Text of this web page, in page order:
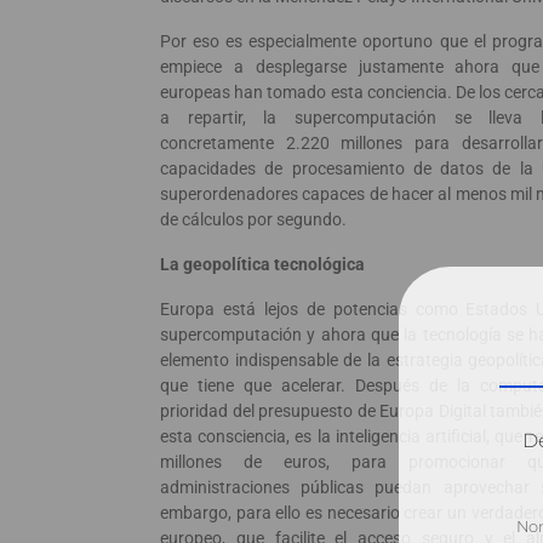
Por eso es especialmente oportuno que el
empiece a desplegarse justamente ahora
europeas han tomado esta conciencia. De los
a repartir, la supercomputación se lleva
concretamente 2.220 millones para
capacidades de procesamiento de datos de la
superordenadores capaces de hacer al menos mil
de cálculos por segundo.
La geopolítica tecnológica
Europa está lejos de potencias como Estados
supercomputación y ahora que la tecnología se
elemento indispensable de la estrategia
que tiene que acelerar. Después de la
prioridad del presupuesto de Europa Digital
esta consciencia, es la inteligencia artificial, que
millones de euros, para promocionar
administraciones públicas puedan aprovechar
embargo, para ello es necesario crear un
europeo, que facilite el acceso seguro y el